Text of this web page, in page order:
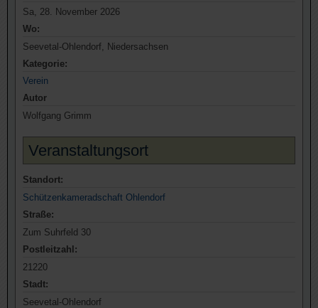
Sa, 28. November 2026
Wo:
Seevetal-Ohlendorf, Niedersachsen
Kategorie:
Verein
Autor
Wolfgang Grimm
Veranstaltungsort
Standort:
Schützenkameradschaft Ohlendorf
Straße:
Zum Suhrfeld 30
Postleitzahl:
21220
Stadt:
Seevetal-Ohlendorf